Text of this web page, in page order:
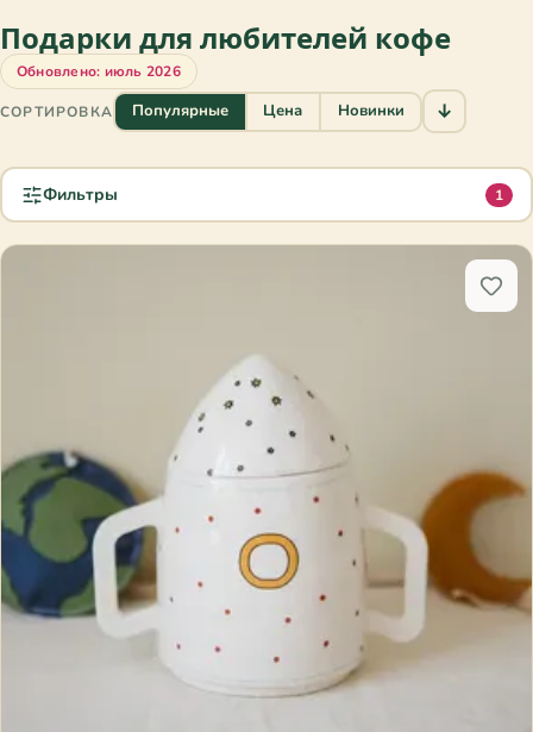
Подарки для любителей кофе
Обновлено: июль 2026
СОРТИРОВКА Популярные Цена Новинки ↓
Фильтры 1